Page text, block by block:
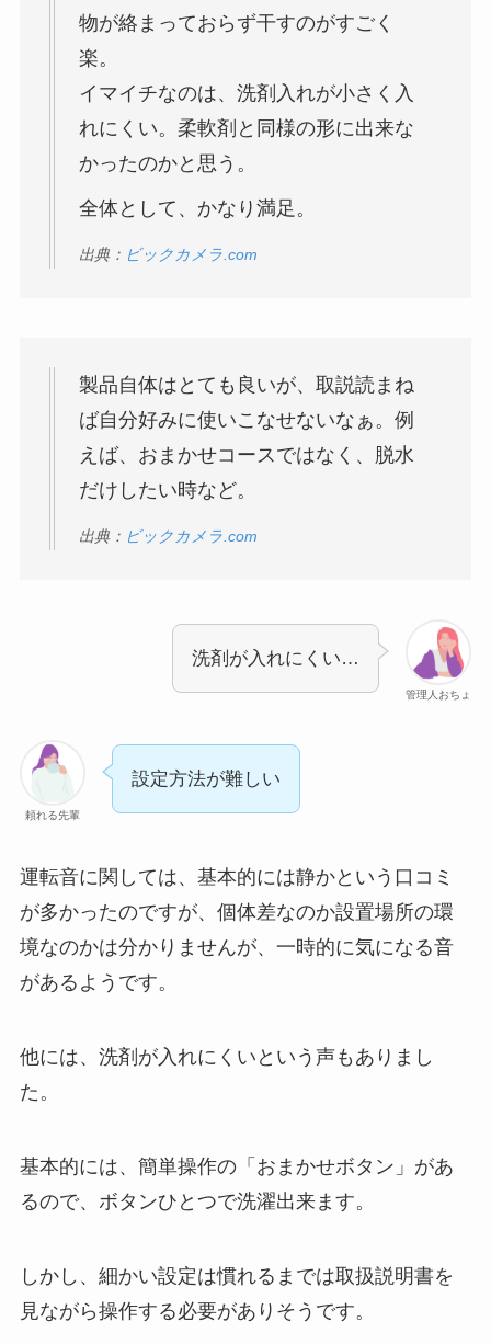
物が絡まっておらず干すのがすごく
楽。
イマイチなのは、洗剤入れが小さく入
れにくい。柔軟剤と同様の形に出来な
かったのかと思う。
全体として、かなり満足。
出典： ビックカメラ.com
製品自体はとても良いが、取説読まね
ば自分好みに使いこなせないなぁ。例
えば、おまかせコースではなく、脱水
だけしたい時など。
出典： ビックカメラ.com
管理人おちょ
洗剤が入れにくい…
頼れる先輩
設定方法が難しい
運転音に関しては、基本的には静かという口コミ
が多かったのですが、個体差なのか設置場所の環
境なのかは分かりませんが、一時的に気になる音
があるようです。
他には、洗剤が入れにくいという声もありまし
た。
基本的には、簡単操作の「おまかせボタン」があ
るので、ボタンひとつで洗濯出来ます。
しかし、細かい設定は慣れるまでは取扱説明書を
見ながら操作する必要がありそうです。